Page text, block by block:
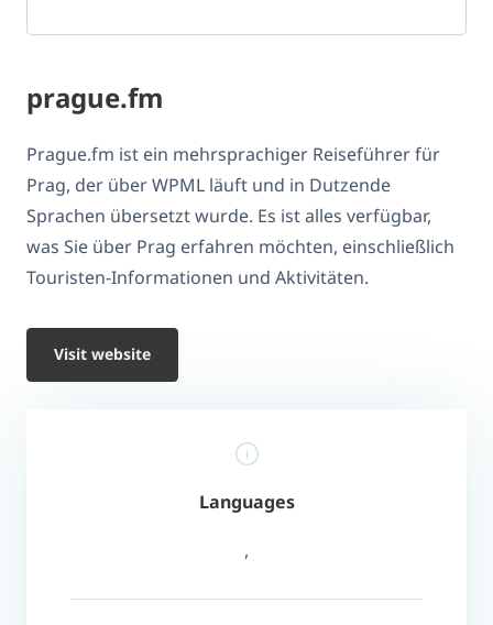
prague.fm
Prague.fm ist ein mehrsprachiger Reiseführer für
Prag, der über WPML läuft und in Dutzende
Sprachen übersetzt wurde. Es ist alles verfügbar,
was Sie über Prag erfahren möchten, einschließlich
Touristen-Informationen und Aktivitäten.
Visit website
Languages
,